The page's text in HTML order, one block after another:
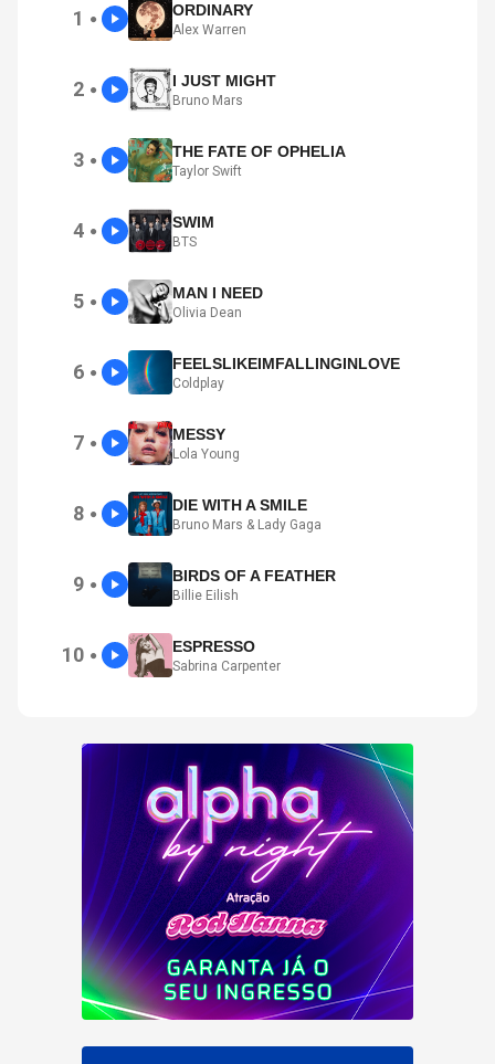
1 ● ORDINARY
Alex Warren
2 ● I JUST MIGHT
Bruno Mars
3 ● THE FATE OF OPHELIA
Taylor Swift
4 ● SWIM
BTS
5 ● MAN I NEED
Olivia Dean
6 ● FEELSLIKEIMFALLINGINLOVE
Coldplay
7 ● MESSY
Lola Young
8 ● DIE WITH A SMILE
Bruno Mars & Lady Gaga
9 ● BIRDS OF A FEATHER
Billie Eilish
10 ● ESPRESSO
Sabrina Carpenter